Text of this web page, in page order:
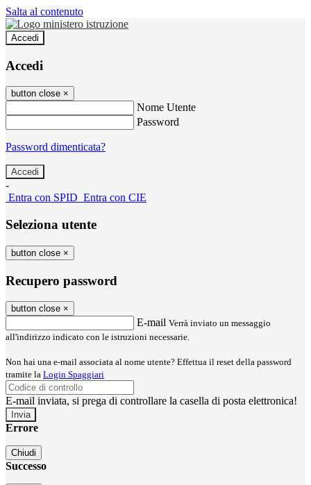
Salta al contenuto
Accedi
Accedi
button close ×
Nome Utente
Password
Password dimenticata?
-
Entra con SPID Entra con CIE
Seleziona utente
button close ×
Recupero password
button close ×
E-mail Verrà inviato un messaggio
all'indirizzo indicato con le istruzioni necessarie.
Non hai una e-mail associata al nome utente? Effettua il reset della password
tramite la Login Spaggiari
E-mail inviata, si prega di controllare la casella di posta elettronica!
Errore
Chiudi
Successo